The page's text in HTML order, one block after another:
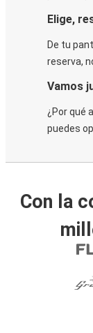
Elige,
De tu
reserva,
Vamos
¿Por qué
puedes
Con la